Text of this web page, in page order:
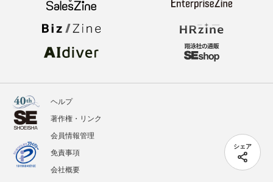
シェア
ヘルプ
著作権・リンク
会員情報管理
免責事項
会社概要